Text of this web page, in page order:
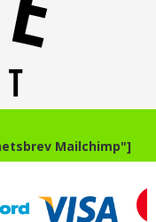
Mailchimp"]